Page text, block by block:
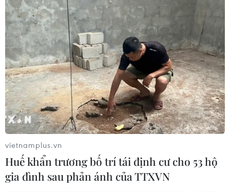
Bế mạc Olympic Paris 2024 - bữa tiệc của âm thanh và ánh
sáng. (Ảnh: THX/TTXVN)
Theo ước tính sơ bộ được Cơ quan Kiểm toán
Quốc gia Pháp công bố ngày 23/6, Thế vận hội
Olympic mùa Hè và Thế vận hội dành cho người
khuyết tật Paralympic Paris 2024 đã tiêu tốn của
nước Pháp gần 6 tỷ euro (tương đương 6,9 tỷ
USD).
Cụ thể, chi phí tổ chức 2 sự kiện thể thao lớn
diễn ra vào mùa Hè năm ngoái lên tới 2,77 tỷ
vietnamplus.vn
Huế khẩn trương bố trí tái định cư cho 53 hộ
gia đình sau phản ánh của TTXVN